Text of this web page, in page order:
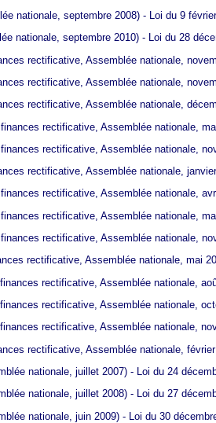
nationale, septembre 2008) - Loi du 9
nationale, septembre 2010) - Loi du 28
rectificative, Assemblée nationale,
rectificative, Assemblée nationale,
rectificative, Assemblée nationale,
rectificative, Assemblée nationale,
rectificative, Assemblée nationale,
rectificative, Assemblée nationale,
rectificative, Assemblée nationale,
rectificative, Assemblée nationale,
rectificative, Assemblée nationale,
rectificative, Assemblée nationale, mai
rectificative, Assemblée nationale,
rectificative, Assemblée nationale,
rectificative, Assemblée nationale,
rectificative, Assemblée nationale,
nationale, juillet 2007) - Loi du 24
nationale, juillet 2008) - Loi du 27
nationale, juin 2009) - Loi du 30